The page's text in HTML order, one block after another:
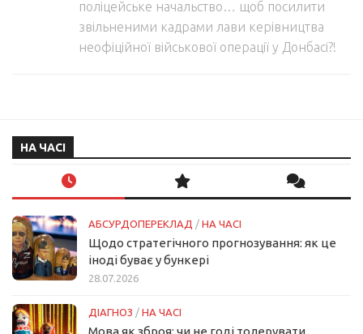
поліцейське начальство… щоб посилити
звільненими кадрами лави керівництва
неофіційної військової операції у Донбасі?!
НА ЧАСІ
АБСУРДОПЕРЕКЛАД / НА ЧАСІ
Щодо стратегічного прогнозування: як це
іноді буває у бункері
28.07.2026
ДІАГНОЗ / НА ЧАСІ